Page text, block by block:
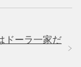
ドーラ一家だ